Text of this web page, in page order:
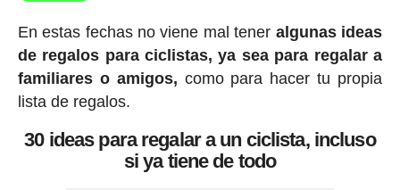
En estas fechas no viene mal tener algunas ideas
de regalos para ciclistas, ya sea para regalar a
familiares o amigos, como para hacer tu propia
lista de regalos.
30 ideas para regalar a un ciclista, incluso
si ya tiene de todo